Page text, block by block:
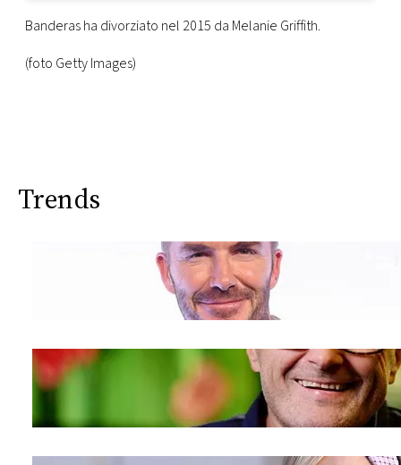
Banderas ha divorziato nel 2015 da Melanie Griffith.
(foto Getty Images)
Trends